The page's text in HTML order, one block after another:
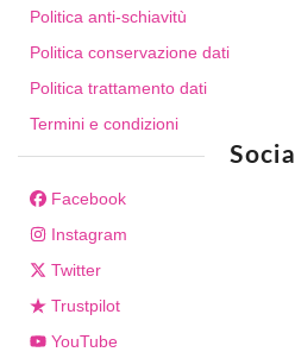
Politica anti-schiavitù
Politica conservazione dati
Politica trattamento dati
Termini e condizioni
Social
Facebook
Instagram
Twitter
Trustpilot
YouTube